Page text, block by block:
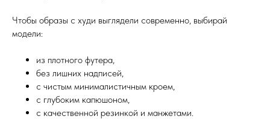
Чтобы образы с худи выглядели современно, выбирай
модели:
из плотного футера,
без лишних надписей,
с чистым минималистичным кроем,
с глубоким капюшоном,
с качественной резинкой и манжетами.